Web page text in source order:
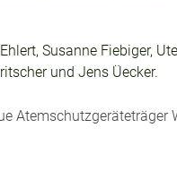
Susanne Fiebiger,
und Jens Üecker.
Atemschutzgeräteträger